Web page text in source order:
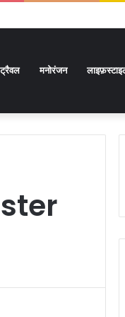
ट्रैवल मनोरंजन